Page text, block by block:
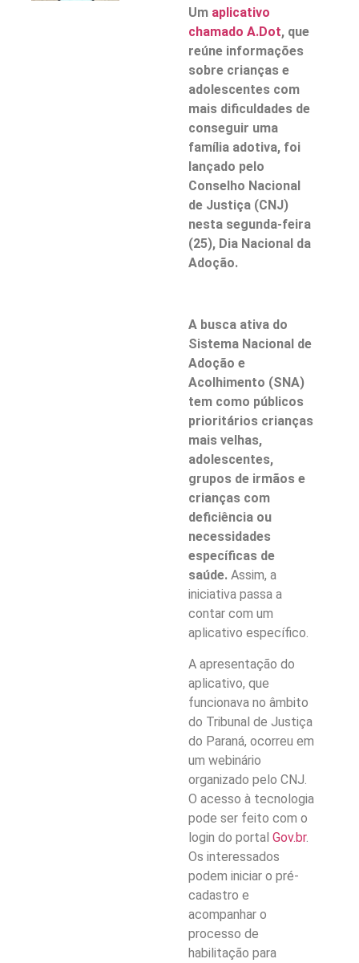
Um aplicativo
chamado A.Dot, que
reúne informações
sobre crianças e
adolescentes com
mais dificuldades de
conseguir uma
família adotiva, foi
lançado pelo
Conselho Nacional
de Justiça (CNJ)
nesta segunda-feira
(25), Dia Nacional da
Adoção.
A busca ativa do
Sistema Nacional de
Adoção e
Acolhimento (SNA)
tem como públicos
prioritários crianças
mais velhas,
adolescentes,
grupos de irmãos e
crianças com
deficiência ou
necessidades
específicas de
saúde.Assim, a
iniciativa passa a
contar com um
aplicativo específico.
A apresentação do
aplicativo, que
funcionava no âmbito
do Tribunal de Justiça
do Paraná, ocorreu em
um webinário
organizado pelo CNJ.
O acesso à tecnologia
pode ser feito com o
login do portal Gov.br.
Os interessados
podem iniciar o pré-
cadastro e
acompanhar o
processo de
habilitação para